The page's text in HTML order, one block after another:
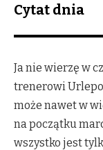
Cytat dnia
Ja nie wierzę w
trenerowi
może nawet w
na początku
wszystko jest